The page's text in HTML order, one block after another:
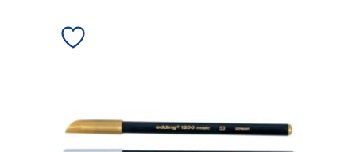
Optionen
können